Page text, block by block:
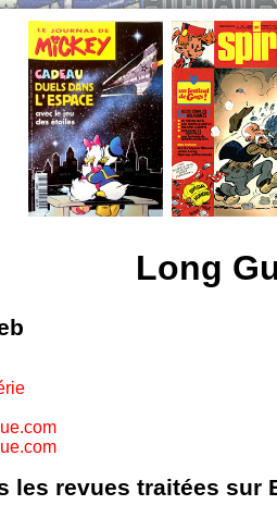
Long
les revues traitées sur